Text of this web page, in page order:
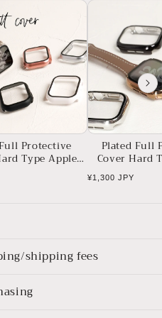
Protective
Type Apple
Apple Watch
Plated Full
Cover Hard
Watch Case
Regular
¥1,300 JPY
shipping fees